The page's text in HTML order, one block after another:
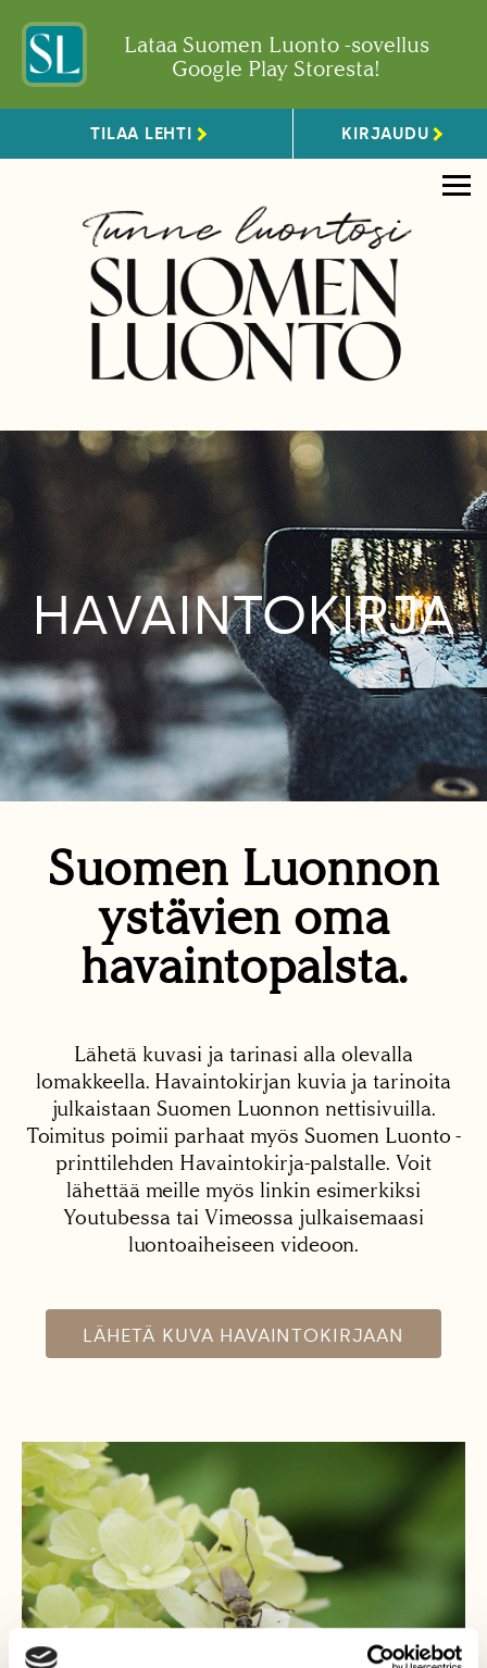
Lataa Suomen Luonto -sovellus
Google Play Storesta!
TILAA LEHTI KIRJAUDU
HAVAINTOKIRJA
Suomen Luonnon
ystävien oma
havaintopalsta.
Lähetä kuvasi ja tarinasi alla olevalla
lomakkeella. Havaintokirjan kuvia ja tarinoita
julkaistaan Suomen Luonnon nettisivuilla.
Toimitus poimii parhaat myös Suomen Luonto -
printtilehden Havaintokirja-palstalle. Voit
lähettää meille myös linkin esimerkiksi
Youtubessa tai Vimeossa julkaisemaasi
luontoaiheiseen videoon.
LÄHETÄ KUVA HAVAINTOKIRJAAN